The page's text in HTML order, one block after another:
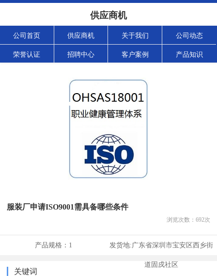
供应商机
公司首页 供应商机 关于我们 公司动态
荣誉认证 招聘中心 客户案例 产品知识
服装厂申请ISO9001需具备哪些条件
浏览次数： 692次
产品规格： 1 发货地:广东省深圳市宝安区西乡街
道固戍社区
关键词